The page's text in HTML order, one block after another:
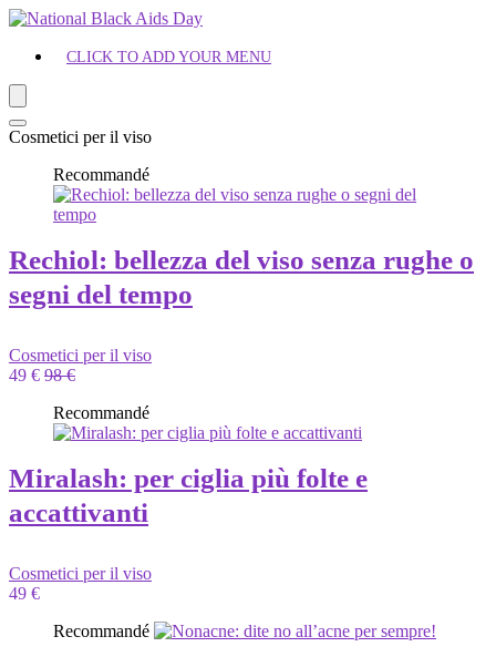
CLICK TO ADD YOUR MENU
Cosmetici per il viso
Recommandé
Rechiol: bellezza del viso senza rughe o
segni del tempo
Cosmetici per il viso
49 € 98 €
Recommandé
Miralash: per ciglia più folte e
accattivanti
Cosmetici per il viso
49 €
Recommandé